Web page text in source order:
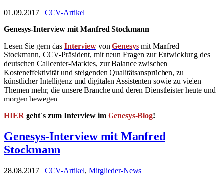
01.09.2017 | CCV-Artikel
Genesys-Interview mit Manfred Stockmann
Lesen Sie gern das Interview von Genesys mit Manfred
Stockmann, CCV-Präsident, mit neun Fragen zur Entwicklung des
deutschen Callcenter-Marktes, zur Balance zwischen
Kosteneffektivität und steigenden Qualitätsansprüchen, zu
künstlicher Intelligenz und digitalen Assistenten sowie zu vielen
Themen mehr, die unsere Branche und deren Dienstleister heute und
morgen bewegen.
HIER geht´s zum Interview im Genesys-Blog!
Genesys-Interview mit Manfred
Stockmann
28.08.2017 | CCV-Artikel, Mitglieder-News